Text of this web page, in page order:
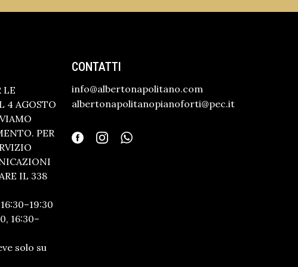
LE
4 AGOSTO
PER
IL 338
16:30–
solo su
CONTATTI
info@albertonapolitano.com
albertonapolitanopianoforti@pec.it